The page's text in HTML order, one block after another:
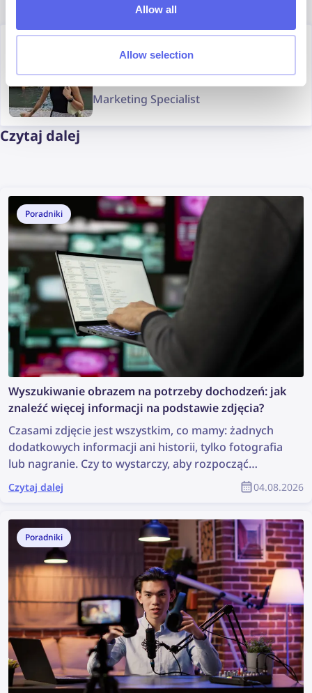
Allow all
Allow selection
Author
Marketing Specialist
Czytaj dalej
Poradniki
Wyszukiwanie obrazem na potrzeby dochodzeń: jak
znaleźć więcej informacji na podstawie zdjęcia?
Czasami zdjęcie jest wszystkim, co mamy: żadnych
dodatkowych informacji ani historii, tylko fotografia
lub nagranie. Czy to wystarczy, aby rozpocząć
dochodzenie? Może nie jest to idealna sytuacja, ale
wystarczy do przeprowadzenia wyszukiwania
pomóc w dochodzeniu. Jak więc znaleźć więcej
informacji na podstawie zdjęcia?
Czytaj dalej 04.08.2026
Poradniki